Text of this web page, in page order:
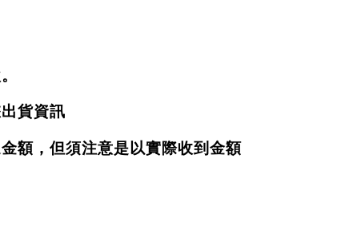
貨資訊
額，但須注意是以實際收到金額